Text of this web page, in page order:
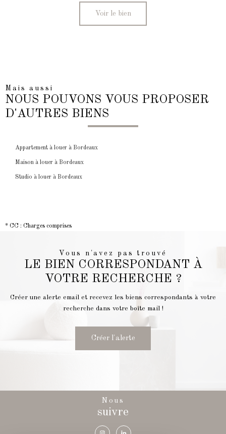
Voir le bien
Mais aussi
NOUS POUVONS VOUS PROPOSER
D'AUTRES BIENS
Appartement à louer à Bordeaux
Maison à louer à Bordeaux
Studio à louer à Bordeaux
* CC : Charges comprises
Vous n'avez pas trouvé
LE BIEN CORRESPONDANT À
VOTRE RECHERCHE ?
Créer une alerte email et recevez les biens correspondants à votre
recherche dans votre boîte mail !
Créer l'alerte
Nous
suivre